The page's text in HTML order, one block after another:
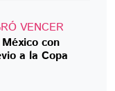
VENCER
con
a la Copa